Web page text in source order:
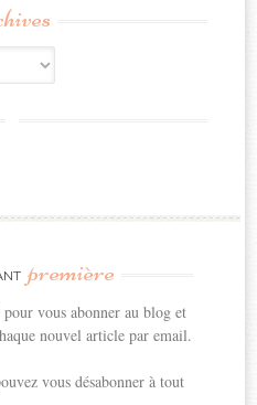
première
vous abonner au blog et
nouvel article par email.
vous désabonner à tout